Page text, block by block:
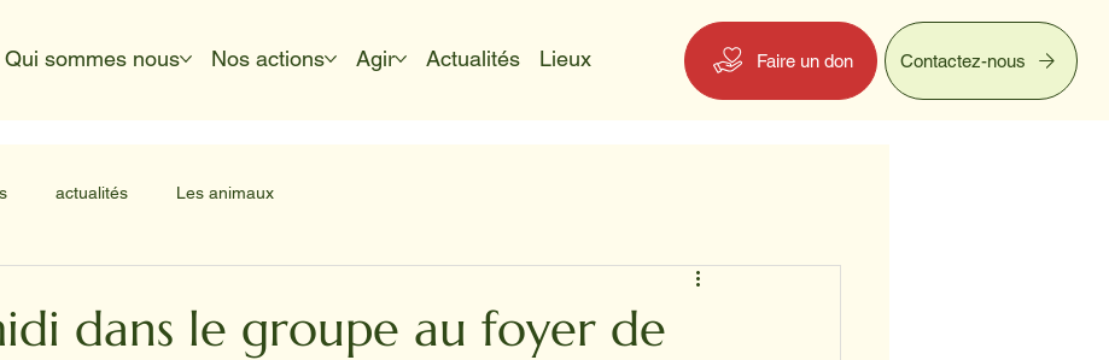
Qui sommes nous Nos actions Agir Actualités Lieux Faire un don Contactez-nous
actualités Les animaux
dans le groupe au foyer de